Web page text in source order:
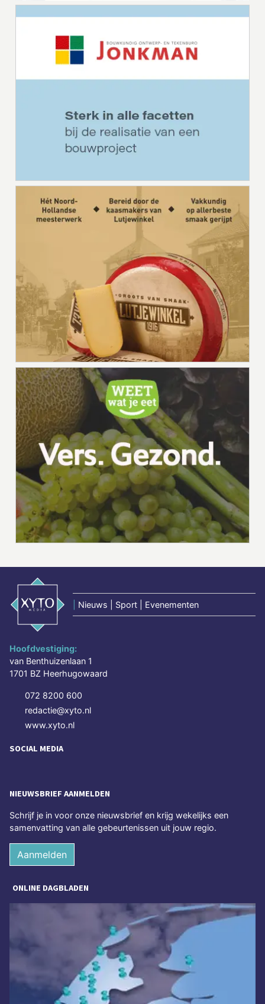
Nieuws | Sport | Evenementen
Hoofdvestiging:
van Benthuizenlaan 1
1701 BZ Heerhugowaard
072 8200 600
redactie@xyto.nl
www.xyto.nl
SOCIAL MEDIA
NIEUWSBRIEF AANMELDEN
Schrijf je in voor onze nieuwsbrief en krijg wekelijks een
samenvatting van alle gebeurtenissen uit jouw regio.
Aanmelden
ONLINE DAGBLADEN